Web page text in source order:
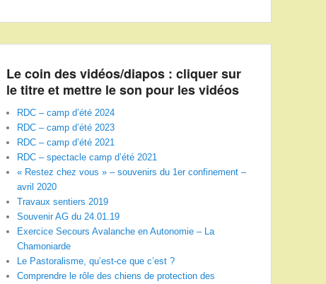
Le coin des vidéos/diapos : cliquer sur
le titre et mettre le son pour les vidéos
RDC – camp d’été 2024
RDC – camp d’été 2023
RDC – camp d’été 2021
RDC – spectacle camp d’été 2021
« Restez chez vous » – souvenirs du 1er confinement –
avril 2020
Travaux sentiers 2019
Souvenir AG du 24.01.19
Exercice Secours Avalanche en Autonomie – La
Chamoniarde
Le Pastoralisme, qu’est-ce que c’est ?
Comprendre le rôle des chiens de protection des